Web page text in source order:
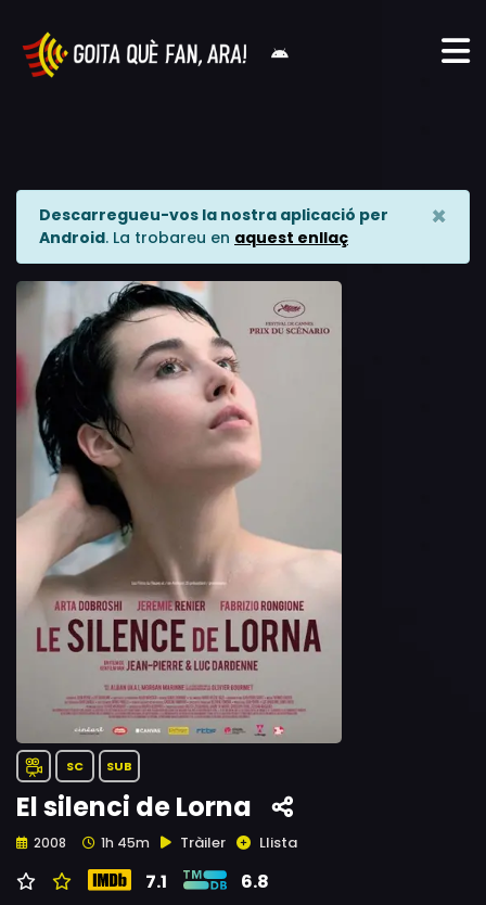
Descarregueu-vos la nostra aplicació per
Android. La trobareu en aquest enllaç
×
SC SUB
El silenci de Lorna
2008 1h 45m Tràiler Llista
7.1 6.8